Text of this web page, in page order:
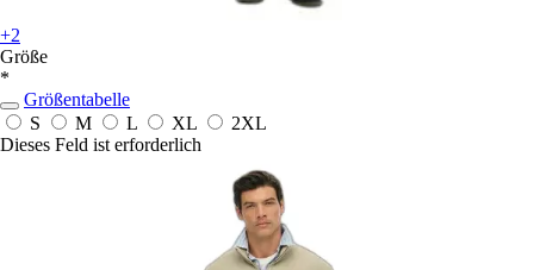
+2
Größe
*
Größentabelle
S
M L XL
2XL
Dieses Feld ist erforderlich